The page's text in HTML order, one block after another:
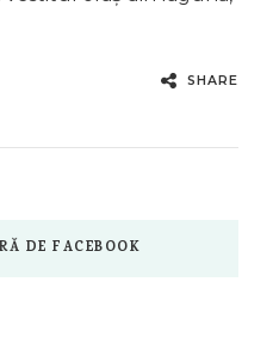
SHARE
DE FACEBOOK